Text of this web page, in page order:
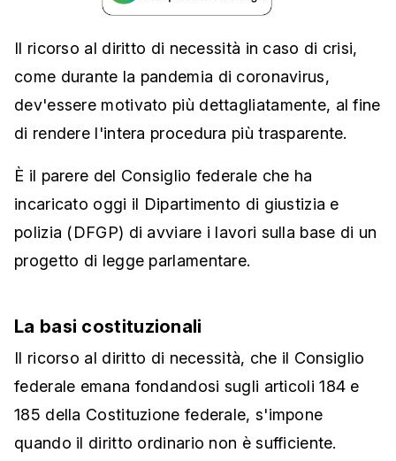
Il ricorso al diritto di necessità in caso di crisi,
come durante la pandemia di coronavirus,
dev'essere motivato più dettagliatamente, al fine
di rendere l'intera procedura più trasparente.
È il parere del Consiglio federale che ha
incaricato oggi il Dipartimento di giustizia e
polizia (DFGP) di avviare i lavori sulla base di un
progetto di legge parlamentare.
La basi costituzionali
Il ricorso al diritto di necessità, che il Consiglio
federale emana fondandosi sugli articoli 184 e
185 della Costituzione federale, s'impone
quando il diritto ordinario non è sufficiente.